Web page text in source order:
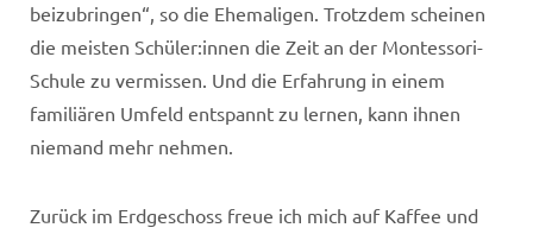
beizubringen“, so die Ehemaligen. Trotzdem scheinen
die meisten Schüler:innen die Zeit an der Montessori-
Schule zu vermissen. Und die Erfahrung in einem
familiären Umfeld entspannt zu lernen, kann ihnen
niemand mehr nehmen.
Zurück im Erdgeschoss freue ich mich auf Kaffee und